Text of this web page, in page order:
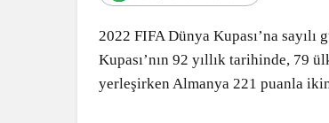
2022 FIFA Dünya Kupası’na sayılı
Kupası’nın 92 yıllık tarihinde, 79
yerleşirken Almanya 221 puanla